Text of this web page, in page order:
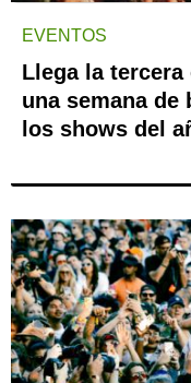
EVENTOS
Llega la tercera
una semana
los shows del